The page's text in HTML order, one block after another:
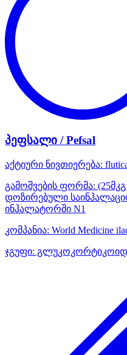
პეფსალი / Pefsal
აქტიური ნივთიერება:
გამოშვების ფორმა:
დოზირებული
ინჰალატორში N1
კომპანია: World Medicine
ჯგუფი: